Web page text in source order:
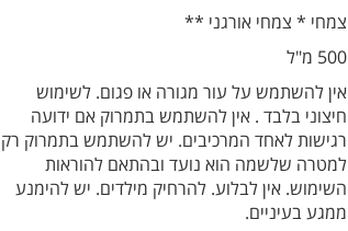
צמחי * צמחי אורגני **
500 מ"ל
אין להשתמש על עור מגורה או פגום. לשימוש
חיצוני בלבד . אין להשתמש בתמרוק אם ידועה
רגישות לאחד המרכיבים. יש להשתמש בתמרוק רק
למטרה שלשמה הוא נועד ובהתאם להוראות
השימוש. אין לבלוע. להרחיק מילדים. יש להימנע
ממגע בעיניים.